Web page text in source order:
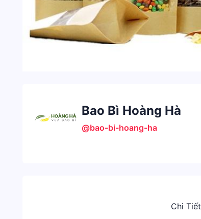
Bao Bì Hoàng Hà
@bao-bi-hoang-ha
Chi Tiết